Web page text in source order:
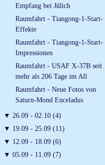
Empfang bei Jülich
Raumfahrt - Tiangong-1-Start-
Effekte
Raumfahrt - Tiangong-1-Start-
Impressionen
Raumfahrt - USAF X-37B seit
mehr als 206 Tage im All
Raumfahrt - Neue Fotos von
Saturn-Mond Enceladus
▼ 26.09 - 02.10 (4)
▼ 19.09 - 25.09 (11)
▼ 12.09 - 18.09 (6)
▼ 05.09 - 11.09 (7)